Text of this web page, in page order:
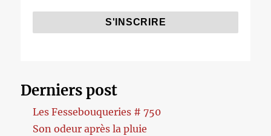
Derniers post
Les Fessebouqueries # 750
Son odeur après la pluie